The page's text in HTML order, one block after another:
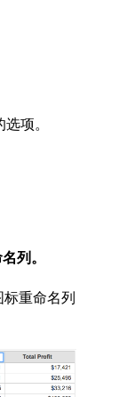
项。
列 。
标重命名列